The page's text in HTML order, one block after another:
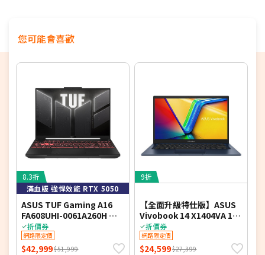
您可能會喜歡
8.3折
滿血版 強悍效能 RTX 5050
ASUS TUF Gaming A16
FA608UHI-0061A260H 御
鐵灰 16吋電競筆電 (FHD+
IPS 144Hz/AMD Ryzen 7
260/16G DDR5/512G PCIE
折價券
網路限定價
$42,999$51,999
9折
【全面升級特仕版】ASUS
Vivobook 14 X1404VA 14
吋文書效能筆電 (FHD
IPS/Intel Core 5
120U/8G+16G DDR4/1T
折價券
網路限定價
$24,599$27,399